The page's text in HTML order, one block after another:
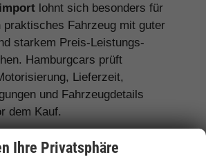
lohnt sich besonders für
praktisches Fahrzeug mit guter
starkem Preis-Leistungs-
Hamburgcars prüft
Lieferzeit,
und Fahrzeugdetails
dem Kauf.
Skoda Octavia, Superb,
Ihre Privatsphäre